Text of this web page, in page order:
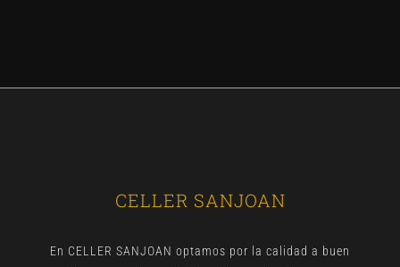
CELLER SANJOAN
En CELLER SANJOAN optamos por la calidad a buen